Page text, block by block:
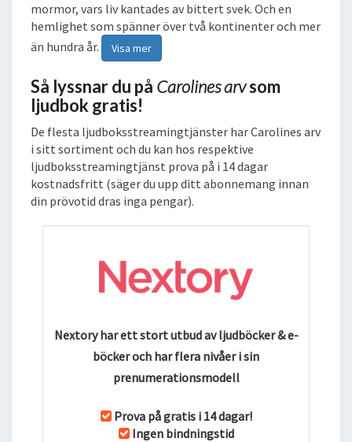
mormor, vars liv kantades av bittert svek. Och en
hemlighet som spänner över två kontinenter och mer
än hundra år.
Visa mer
Så lyssnar du på Carolines arvsom
ljudbok gratis!
De flesta ljudboksstreamingtjänster har Carolines arv
i sitt sortiment och du kan hos respektive
ljudboksstreamingtjänst prova på i 14 dagar
kostnadsfritt (säger du upp ditt abonnemang innan
din prövotid dras inga pengar).
Nextory har ett stort utbud av ljudböcker & e-
böcker och har flera nivåer i sin
prenumerationsmodell
Prova på gratis i 14 dagar!
Ingen bindningstid